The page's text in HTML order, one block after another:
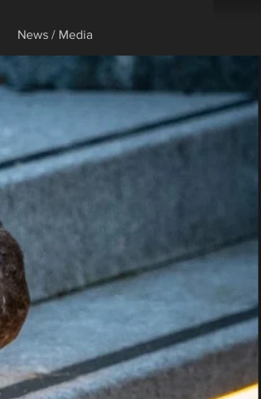
News / Media